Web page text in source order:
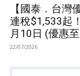
【國泰．台灣
連稅$1,533起
月10日 (優惠
22/07/2026